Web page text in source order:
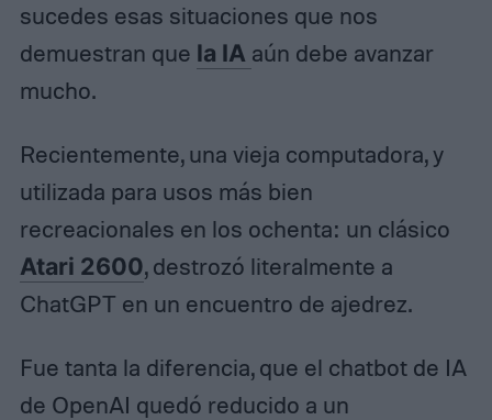
sucedes esas situaciones que nos
demuestran que la IA aún debe avanzar
mucho.
Recientemente, una vieja computadora, y
utilizada para usos más bien
recreacionales en los ochenta: un clásico
Atari 2600, destrozó literalmente a
ChatGPT en un encuentro de ajedrez.
Fue tanta la diferencia, que el chatbot de IA
de OpenAI quedó reducido a un